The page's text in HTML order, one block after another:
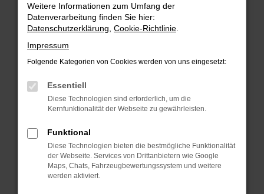
Überprüfe deine Firewall und deine
Internetverbindung.
Laden andere Webseiten, zum Beispiel deine
Suchmaschine?
Prüfe deine Browsererweiterungen.
Manche Erweiterungen, wie Werbeblocker,
können das Laden bestimmter Seiten
verhindern. Funktioniert die Seite in einem
Fenster?
Starte dein Gerät neu.
Das kann manchmal helfen, vorübergehende
Probleme zu beheben.
Weitere Informationen zum Umfang der
Datenverarbeitung finden Sie hier:
Datenschutzerklärung Cookie-Richtlinie
Impressum
Folgende Kategorien von Cookies werden von uns eingesetzt:
Essentiell
Diese Technologien sind erforderlich, um die
Kernfunktionalität der Webseite zu gewährleisten.
Funktional
Diese Technologien bieten die bestmögliche Funktionalität
der Webseite. Services von Drittanbietern wie Google
Maps, Chats, Fahrzeugbewertungssystem und weitere
werden aktiviert.